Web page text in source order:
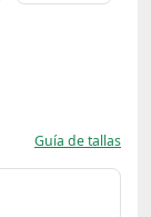
Guía de tallas